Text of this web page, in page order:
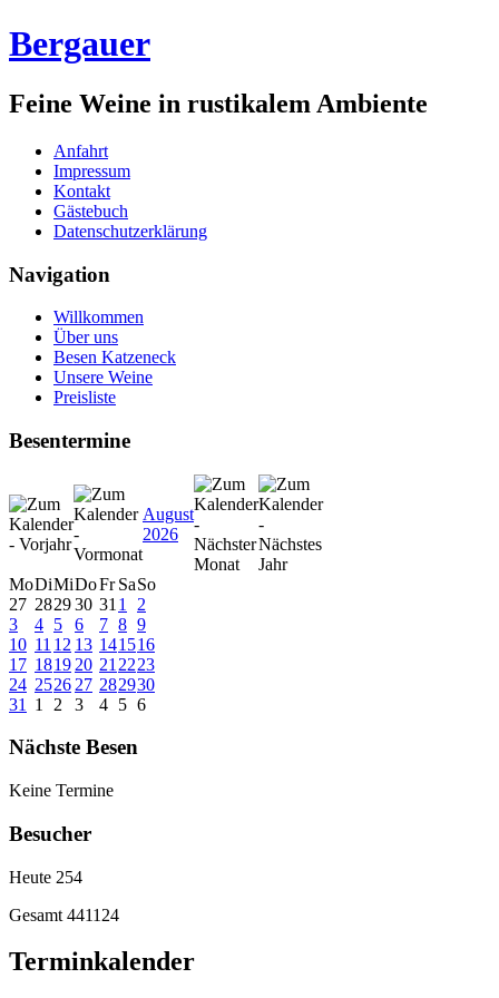
Bergauer
Feine Weine in rustikalem Ambiente
Anfahrt
Impressum
Kontakt
Gästebuch
Datenschutzerklärung
Navigation
Willkommen
Über uns
Besen Katzeneck
Unsere Weine
Preisliste
Besentermine
August
2026
MoDiMiDoFr SaSo
27 282930 31 1
2
3
4 5 6 7 8 9
10 11 12 13 141516
17 1819 20 21 2223
24 2526 27 282930
31
1 2 3 4 5 6
Nächste Besen
Keine Termine
Besucher
Heute 254
Gesamt 441124
Terminkalender